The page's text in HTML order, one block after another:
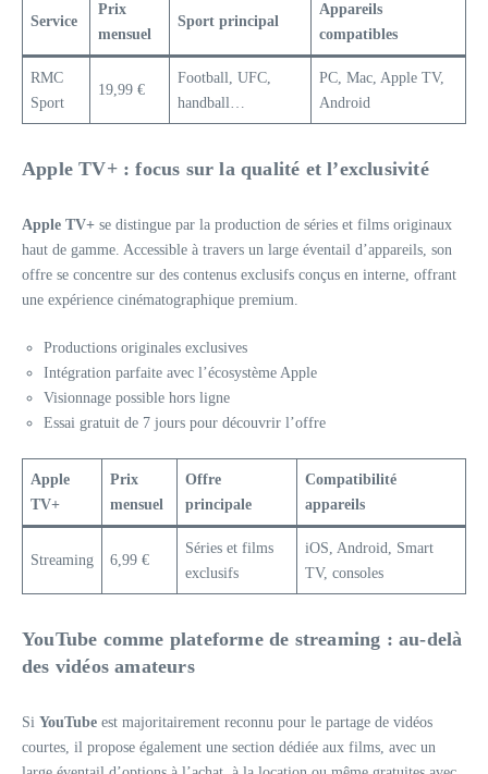
Service
Prix
mensuel
Sport principal
Appareils
compatibles
RMC
Sport
19,99 €
Football, UFC,
handball…
PC, Mac, Apple TV,
Android
Apple TV+ : focus sur la qualité et l’exclusivité
Apple TV+ se distingue par la production de séries et films originaux
haut de gamme. Accessible à travers un large éventail d’appareils, son
offre se concentre sur des contenus exclusifs conçus en interne, offrant
une expérience cinématographique premium.
Productions originales exclusives
Intégration parfaite avec l’écosystème Apple
Visionnage possible hors ligne
Essai gratuit de 7 jours pour découvrir l’offre
Apple
TV+
Prix
mensuel
Offre
principale
Compatibilité
appareils
Streaming 6,99 €
Séries et films
exclusifs
iOS, Android, Smart
TV, consoles
YouTube comme plateforme de streaming : au-delà
des vidéos amateurs
Si YouTube est majoritairement reconnu pour le partage de vidéos
courtes, il propose également une section dédiée aux films, avec un